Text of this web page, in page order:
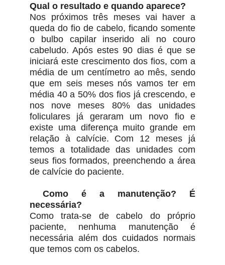
Qual o resultado e quando aparece?
Nos próximos três meses vai haver a
queda do fio de cabelo, ficando somente
o bulbo capilar inserido ali no couro
cabeludo. Após estes 90 dias é que se
iniciará este crescimento dos fios, com a
média de um centímetro ao mês, sendo
que em seis meses nós vamos ter em
média 40 a 50% dos fios já crescendo, e
nos nove meses 80% das unidades
foliculares já geraram um novo fio e
existe uma diferença muito grande em
relação à calvície. Com 12 meses já
temos a totalidade das unidades com
seus fios formados, preenchendo a área
de calvície do paciente.
Como é a manutenção? É
necessária?
Como trata-se de cabelo do próprio
paciente, nenhuma manutenção é
necessária além dos cuidados normais
que temos com os cabelos.